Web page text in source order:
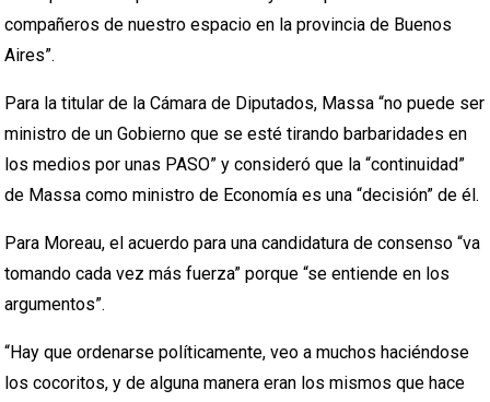
compañeros de nuestro espacio en la provincia de Buenos
Aires”.
Para la titular de la Cámara de Diputados, Massa “no puede ser
ministro de un Gobierno que se esté tirando barbaridades en
los medios por unas PASO” y consideró que la “continuidad”
de Massa como ministro de Economía es una “decisión” de él.
Para Moreau, el acuerdo para una candidatura de consenso “va
tomando cada vez más fuerza” porque “se entiende en los
argumentos”.
“Hay que ordenarse políticamente, veo a muchos haciéndose
los cocoritos, y de alguna manera eran los mismos que hace